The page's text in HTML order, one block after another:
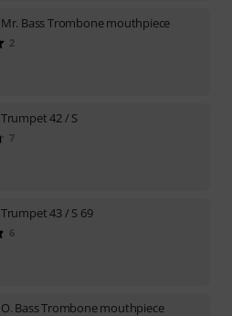
Mr. Bass Trombone mouthpiece
2
Trumpet 42 / S
7
Trumpet 43 / S 69
6
O. Bass Trombone mouthpiece